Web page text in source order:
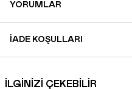
YORUMLAR
İADE KOŞULLARI
İLGİNİZİ ÇEKEBİLİR